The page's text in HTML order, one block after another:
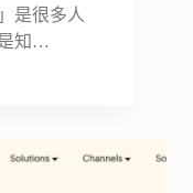
是很多人
知…